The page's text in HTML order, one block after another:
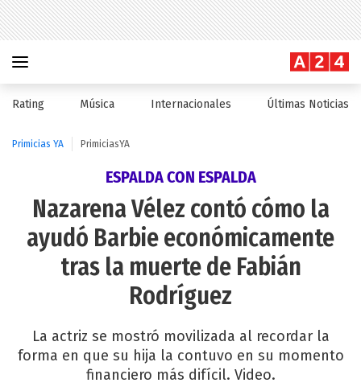
Rating Música Internacionales Últimas Noticias
Primicias YA PrimiciasYA
ESPALDA CON ESPALDA
Nazarena Vélez contó cómo la
ayudó Barbie económicamente
tras la muerte de Fabián
Rodríguez
La actriz se mostró movilizada al recordar la
forma en que su hija la contuvo en su momento
financiero más difícil. Video.